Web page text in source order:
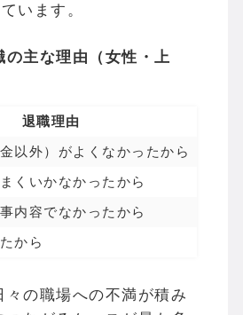
います。
の主な理由（女性・上
退職理由
以外）がよくなかったから
くいかなかったから
内容でなかったから
から
々の職場への不満が積み